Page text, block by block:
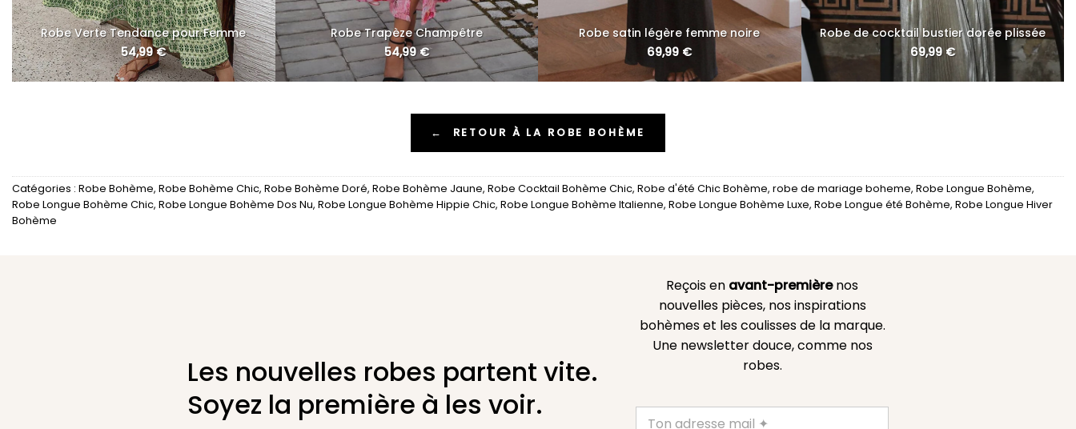
Robe Verte Tendance pour Femme
54,99€
Robe Trapèze Champêtre
54,99€
Robe satin légère femme noire
69,99 €
Robe de cocktail bustier dorée plissée
69,99€
← RETOUR À LA ROBE BOHÈME
Catégories : Robe Bohème, Robe Bohème Chic, Robe Bohème Doré, Robe Bohème Jaune, Robe Cocktail Bohème Chic, Robe d'été Chic Bohème, robe de mariage boheme, Robe Longue Bohème,
Robe Longue Bohème Chic, Robe Longue Bohème Dos Nu, Robe Longue Bohème Hippie Chic, Robe Longue Bohème Italienne, Robe Longue Bohème Luxe, Robe Longue été Bohème, Robe Longue Hiver
Bohème
Les nouvelles robes partent vite.
Soyez la première à les voir.
Reçois en avant-premièrenos
nouvelles pièces, nos inspirations
bohèmes et les coulisses de la marque.
Une newsletter douce, comme nos
robes.